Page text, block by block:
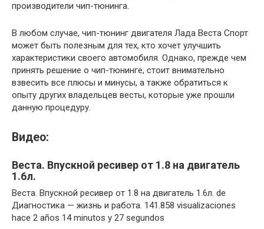
производители чип-тюнинга.
В любом случае, чип-тюнинг двигателя Лада Веста Спорт
может быть полезным для тех, кто хочет улучшить
характеристики своего автомобиля. Однако, прежде чем
принять решение о чип-тюнинге, стоит внимательно
взвесить все плюсы и минусы, а также обратиться к
опыту других владельцев весты, которые уже прошли
данную процедуру.
Видео:
Веста. Впускной ресивер от 1.8 на двигатель
1.6л.
Веста. Впускной ресивер от 1.8 на двигатель 1.6л. de
Диагностика — жизнь и работа. 141.858 visualizaciones
hace 2 años 14 minutos y 27 segundos